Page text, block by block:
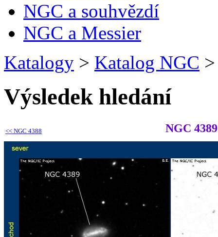
NGC a souhvězdí
NGC a Messier
Katalogy > Katalog NGC >
Výsledek hledání
<< NGC 4388 NGC 4389